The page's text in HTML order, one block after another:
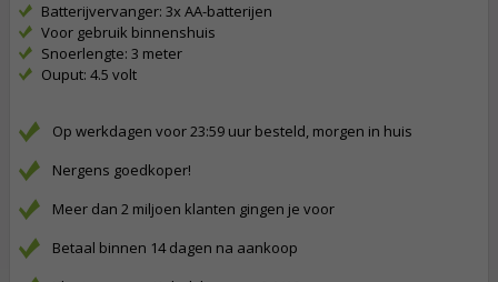
Batterijvervanger: 3x AA-batterijen
Voor gebruik binnenshuis
Snoerlengte: 3 meter
Ouput: 4.5 volt
Op werkdagen voor 23:59 uur besteld, morgen in huis
Nergens goedkoper!
Meer dan 2 miljoen klanten gingen je voor
Betaal binnen 14 dagen na aankoop